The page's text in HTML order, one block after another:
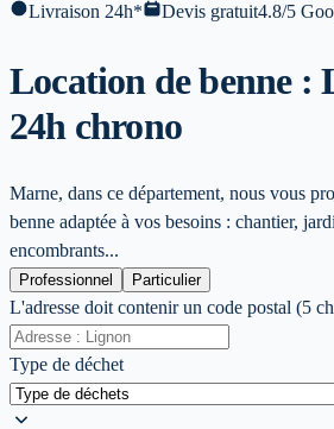
Livraison 24h* Devis gratuit4.8/5
Location de benne :
24h chrono
Marne, dans ce département, nous vous
benne adaptée à vos besoins : chantier,
encombrants...
Professionnel Particulier
L'adresse doit contenir un code postal (5
Type de déchet